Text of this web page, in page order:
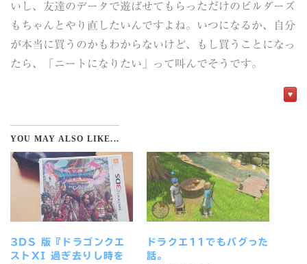
いし、友達のデータで遊ばせてもらっただけのビルダーズ
もちゃんとやり直したいんですよね。いつになるか、自分
が本当に買うのかもわからないけど、もし買うことになっ
たら、「ニートになりたい」って叫んでそうです。
♥
YOU MAY ALSO LIKE...
3DS 版『ドラゴンクエ
ストXI 過ぎ去りし時を
ドラクエ11でもバグった
話。